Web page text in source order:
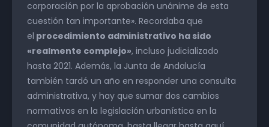
corporación por la aprobación unánime de esta
cuestión tan importante». Recordaba que
el procedimiento administrativo ha sido
«realmente complejo», incluso judicializado
hasta 2021. Además, la Junta de Andalucía
también tardó un año en responder una consulta
administrativa, y hay que sumar dos cambios
normativos en la legislación urbanística en la